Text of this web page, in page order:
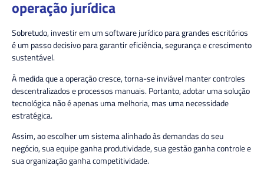
operação jurídica
Sobretudo, investir em um software jurídico para grandes escritórios
é um passo decisivo para garantir eficiência, segurança e crescimento
sustentável.
À medida que a operação cresce, torna-se inviável manter controles
descentralizados e processos manuais. Portanto, adotar uma solução
tecnológica não é apenas uma melhoria, mas uma necessidade
estratégica.
Assim, ao escolher um sistema alinhado às demandas do seu
negócio, sua equipe ganha produtividade, sua gestão ganha controle e
sua organização ganha competitividade.